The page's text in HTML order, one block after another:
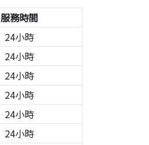
服務時間
24小時
24小時
24小時
24小時
24小時
24小時